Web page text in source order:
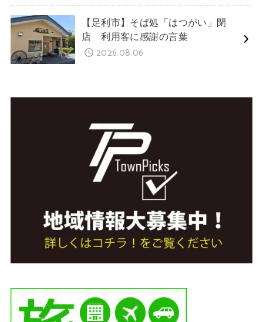
【足利市】そば処「はつがい」閉
店 利用客に感謝の言葉
2026.08.06